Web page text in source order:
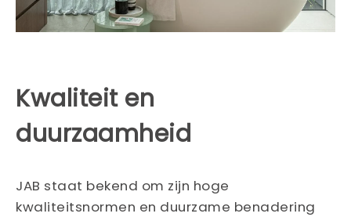
Kwaliteit en
duurzaamheid
JAB staat bekend om zijn hoge
kwaliteitsnormen en duurzame benadering